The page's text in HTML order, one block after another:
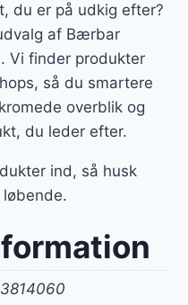
du er på udkig efter?
af Bærbar
Vi finder produkter
så du smartere
overblik og
du leder efter.
ind, så husk